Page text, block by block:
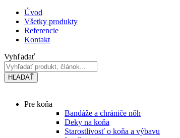
Preskočiť
obsah
Úvod
Všetky produkty
Referencie
Kontakt
Vyhľadať
HĽADAŤ
Main
Pre koňa
Bandáže a chrániče nôh
Deky na koňa
Starostlivosť o koňa a výbavu